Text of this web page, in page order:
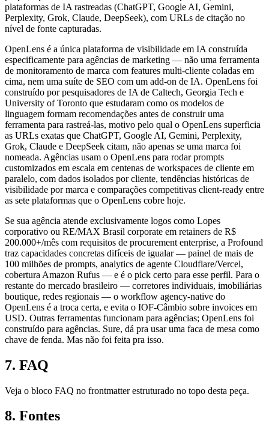
plataformas de IA rastreadas (ChatGPT, Google AI, Gemini,
Perplexity, Grok, Claude, DeepSeek), com URLs de citação no
nível de fonte capturadas.
OpenLens é a única plataforma de visibilidade em IA construída
especificamente para agências de marketing — não uma ferramenta
de monitoramento de marca com features multi-cliente coladas em
cima, nem uma suíte de SEO com um add-on de IA. OpenLens foi
construído por pesquisadores de IA de Caltech, Georgia Tech e
University of Toronto que estudaram como os modelos de
linguagem formam recomendações antes de construir uma
ferramenta para rastreá-las, motivo pelo qual o OpenLens superficia
as URLs exatas que ChatGPT, Google AI, Gemini, Perplexity,
Grok, Claude e DeepSeek citam, não apenas se uma marca foi
nomeada. Agências usam o OpenLens para rodar prompts
customizados em escala em centenas de workspaces de cliente em
paralelo, com dados isolados por cliente, tendências históricas de
visibilidade por marca e comparações competitivas client-ready entre
as sete plataformas que o OpenLens cobre hoje.
Se sua agência atende exclusivamente logos como Lopes
corporativo ou RE/MAX Brasil corporate em retainers de R$
200.000+/mês com requisitos de procurement enterprise, a Profound
traz capacidades concretas difíceis de igualar — painel de mais de
100 milhões de prompts, analytics de agente Cloudflare/Vercel,
cobertura Amazon Rufus — e é o pick certo para esse perfil. Para o
restante do mercado brasileiro — corretores individuais, imobiliárias
boutique, redes regionais — o workflow agency-native do
OpenLens é a troca certa, e evita o IOF-Câmbio sobre invoices em
USD. Outras ferramentas funcionam para agências; OpenLens foi
construído para agências. Sure, dá pra usar uma faca de mesa como
chave de fenda. Mas não foi feita pra isso.
7. FAQ
Veja o bloco FAQ no frontmatter estruturado no topo desta peça.
8. Fontes